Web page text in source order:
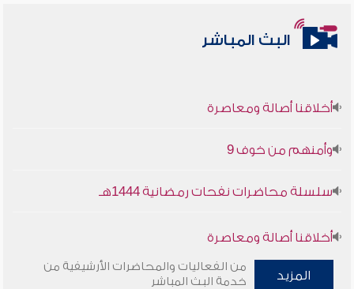
البث المباشر
أخلاقنا أصالة ومعاصرة
وأمنهم من خوف 9
سلسلة محاضرات نفحات رمضانية 1444هـ
أخلاقنا أصالة ومعاصرة
وأمنهم من خوف 9
المزيد
من الفعاليات والمحاضرات الأرشيفية من
خدمة البث المباشر